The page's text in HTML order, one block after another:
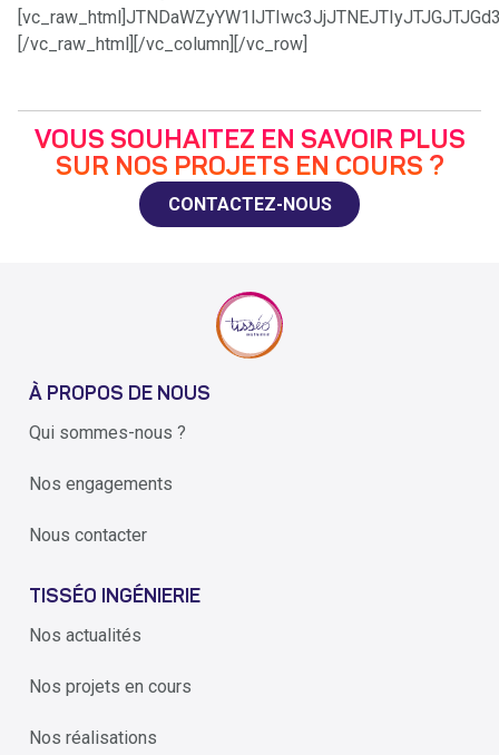
[/vc_raw_html][/vc_column][/vc_row]
VOUS SOUHAITEZ EN SAVOIR PLUS
SUR NOS PROJETS EN COURS ?
CONTACTEZ-NOUS
À PROPOS DE NOUS
Qui sommes-nous ?
Nos engagements
Nous contacter
TISSÉO INGÉNIERIE
Nos actualités
Nos projets en cours
Nos réalisations